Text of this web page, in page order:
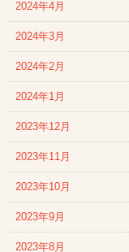
2024年4月
2024年3月
2024年2月
2024年1月
2023年12月
2023年11月
2023年10月
2023年9月
2023年8月